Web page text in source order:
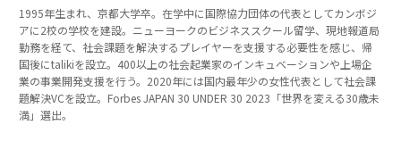
1995年生まれ、京都大学卒。在学中に国際協力団体の代表としてカンボジ
アに2校の学校を建設。ニューヨークのビジネススクール留学、現地報道局
勤務を経て、社会課題を解決するプレイヤーを支援する必要性を感じ、帰
国後にtalikiを設立。400以上の社会起業家のインキュベーションや上場企
業の事業開発支援を行う。2020年には国内最年少の女性代表として社会課
題解決VCを設立。Forbes JAPAN 30 UNDER 30 2023「世界を変える30歳未
満」選出。